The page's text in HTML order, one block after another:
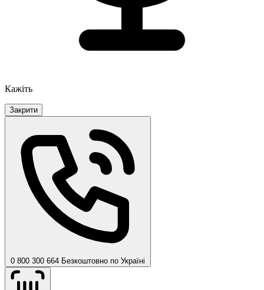
Кажіть
Закрити
0 800 300 664 Безкоштовно по Україні